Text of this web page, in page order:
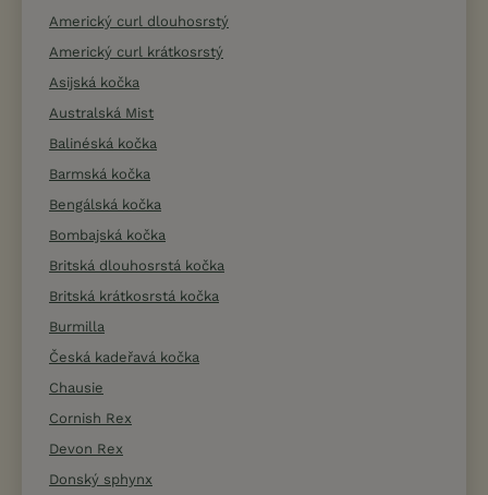
Americký curl dlouhosrstý
Americký curl krátkosrstý
Asijská kočka
Australská Mist
Balinéská kočka
Barmská kočka
Bengálská kočka
Bombajská kočka
Britská dlouhosrstá kočka
Britská krátkosrstá kočka
Burmilla
Česká kadeřavá kočka
Chausie
Cornish Rex
Devon Rex
Donský sphynx